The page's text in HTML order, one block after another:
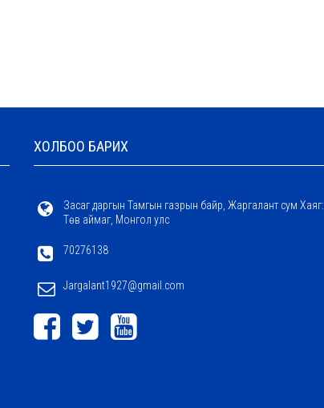
ХОЛБОО БАРИХ
Засаг даргын Тамгын газрын байр, Жаргалант сум Хаяг: ,
Төв аймаг, Монгол улс
70276138
Jargalant1927@gmail.com